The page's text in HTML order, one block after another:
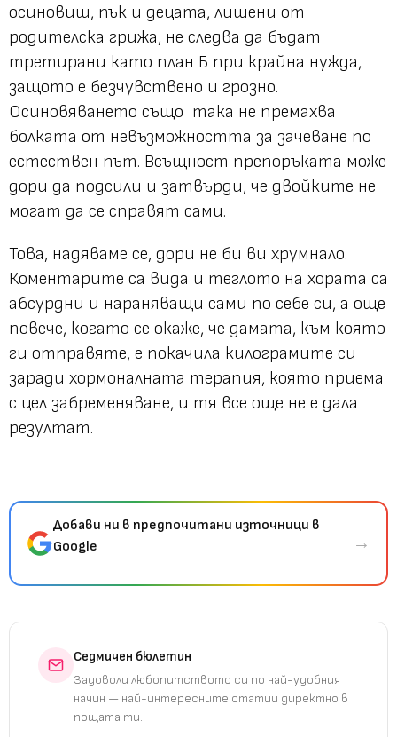
осиновиш, пък и децата, лишени от
родителска грижа, не следва да бъдат
третирани като план Б при крайна нужда,
защото е безчувствено и грозно.
Осиновяването също така не премахва
болката от невъзможността за зачеване по
естествен път. Всъщност препоръката може
дори да подсили и затвърди, че двойките не
могат да се справят сами.
Това, надяваме се, дори не би ви хрумнало.
Коментарите са вида и теглото на хората са
абсурдни и нараняващи сами по себе си, а още
повече, когато се окаже, че дамата, към която
ги отправяте, е покачила килограмите си
заради хормоналната терапия, която приема
с цел забременяване, и тя все още не е дала
резултат.
Добави ни в предпочитани източници в
Google
→
Седмичен бюлетин
Задоволи любопитството си по най-удобния
начин — най-интересните статии директно в
пощата ти.